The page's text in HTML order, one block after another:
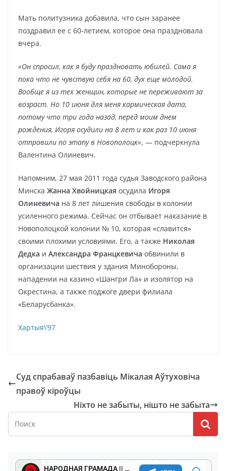
Мать политузника добавила, что сын заранее
поздравил ее с 60-летием, которое она праздновала
вчера.
«Он спросил, как я буду праздновать юбилей. Сама я
пока что не чувствую себя на 60, дух еще молодой.
Вообще я из тех женщин, которые не переживают за
возраст. Но 10 июня для меня кармическая дата,
потому что три года назад, перед моим днем
рождения, Игоря осудили на 8 лет и как раз 10 июня
отправили по этапу в Новополоцк», — подчеркнула
Валентина Олиневич.
Напомним, 27 мая 2011 года судья Заводского района
Минска Жанна Хвойницкая осудила Игоря
Олиневича на 8 лет лишения свободы в колонии
усиленного режима. Сейчас он отбывает наказание в
Новополоцкой колонии № 10, которая «славится»
своими плохими условиями. Его, а также Николая
Дедка и Александра Францкевича обвинили в
организации шествия у здания Минобороны,
нападении на казино «Шангри Ла» и изолятор на
Окрестина, а также поджоге двери филиала
«Беларусбанка».
Хартыя\’97
Суд спрабаваў пазбавіць Мікалая Аўтуховіча
правоў кіроўцы
Ніхто не забыты, нішто не забыта